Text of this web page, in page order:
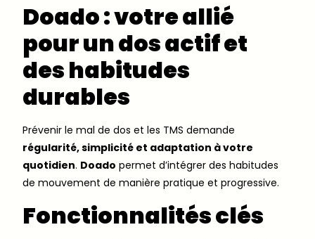
Doado : votre allié
pour un dos actif et
des habitudes
durables
Prévenir le mal de dos et les TMS demande
régularité, simplicité et adaptation à votre
quotidien. Doado permet d’intégrer des habitudes
de mouvement de manière pratique et progressive.
Fonctionnalités clés